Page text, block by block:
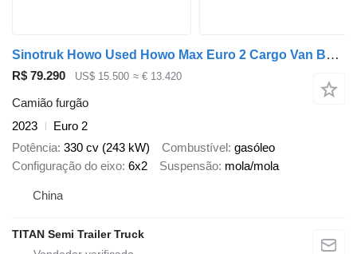
Sinotruk Howo Used Howo Max Euro 2 Cargo Van Box Truck in China
R$ 79.290 US$ 15.500 ≈ € 13.420
Camião furgão
2023
Euro 2
Potência 330 cv (243 kW) Combustível gasóleo
Configuração do eixo 6x2 Suspensão mola/mola
China
TITAN Semi Trailer Truck